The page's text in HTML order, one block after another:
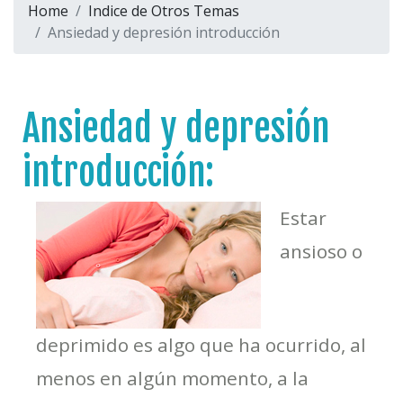
Home
Indice de Otros Temas
Ansiedad y depresión introducción
Ansiedad y depresión
introducción:
Estar
ansioso o
deprimido es algo que ha ocurrido, al
menos en algún momento, a la